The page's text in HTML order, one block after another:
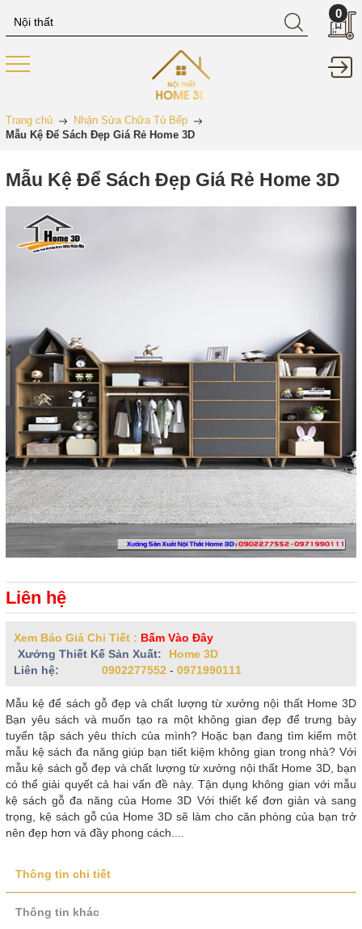
0
Trang chủ
Nhận Sửa Chữa Tủ Bếp
Mẫu Kệ Để Sách Đẹp Giá Rẻ Home 3D
Mẫu Kệ Để Sách Đẹp Giá Rẻ Home 3D
Liên hệ
Xem Báo Giá Chi Tiết : Bấm Vào Đây
Xưởng Thiết Kế Sản Xuất:
Home 3D
Liên hệ:
0902277552 - 0971990111
Mẫu kệ để sách gỗ đẹp và chất lượng từ xưởng nội thất Home 3D
Bạn yêu sách và muốn tạo ra một không gian đẹp để trưng bày
tuyển tập sách yêu thích của mình? Hoặc bạn đang tìm kiếm một
mẫu kệ sách đa năng giúp bạn tiết kiệm không gian trong nhà? Với
mẫu kệ sách gỗ đẹp và chất lượng từ xưởng nội thất Home 3D, bạn
có thể giải quyết cả hai vấn đề này. Tận dụng không gian với mẫu
kệ sách gỗ đa năng của Home 3D Với thiết kế đơn giản và sang
trọng, kệ sách gỗ của Home 3D sẽ làm cho căn phòng của bạn trở
nên đẹp hơn và đầy phong cách....
Thông tin chi tiết
Thông tin khác